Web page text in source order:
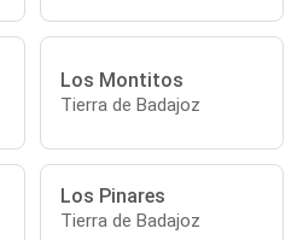
Los Montitos
Tierra de Badajoz
Los Pinares
Tierra de Badajoz